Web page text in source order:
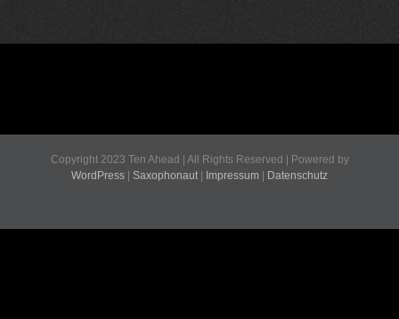
Copyright 2023 Ten Ahead | All Rights Reserved | Powered by
WordPress | Saxophonaut | Impressum | Datenschutz